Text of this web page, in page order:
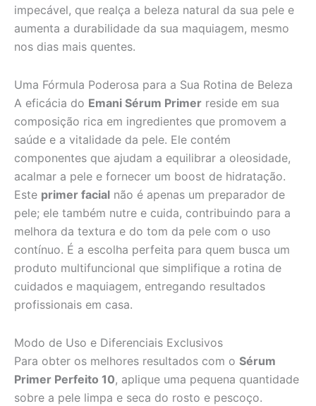
impecável, que realça a beleza natural da sua pele e
aumenta a durabilidade da sua maquiagem, mesmo
nos dias mais quentes.
Uma Fórmula Poderosa para a Sua Rotina de Beleza
A eficácia do Emani Sérum Primer reside em sua
composição rica em ingredientes que promovem a
saúde e a vitalidade da pele. Ele contém
componentes que ajudam a equilibrar a oleosidade,
acalmar a pele e fornecer um boost de hidratação.
Este primer facial não é apenas um preparador de
pele; ele também nutre e cuida, contribuindo para a
melhora da textura e do tom da pele com o uso
contínuo. É a escolha perfeita para quem busca um
produto multifuncional que simplifique a rotina de
cuidados e maquiagem, entregando resultados
profissionais em casa.
Modo de Uso e Diferenciais Exclusivos
Para obter os melhores resultados com o Sérum
Primer Perfeito 10, aplique uma pequena quantidade
sobre a pele limpa e seca do rosto e pescoço.